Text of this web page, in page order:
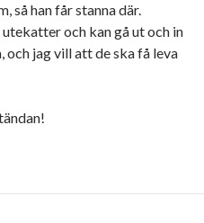
så han får stanna där.
och kan gå ut och in
och jag vill att de ska få leva